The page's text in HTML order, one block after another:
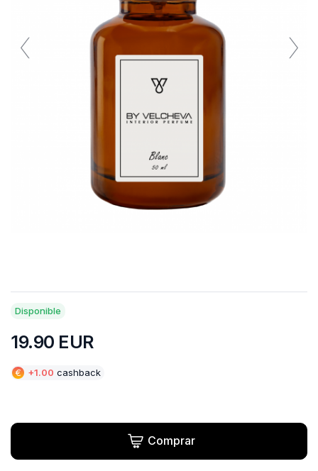
Disponible
19.90 EUR
€ +1.00 cashback
Comprar